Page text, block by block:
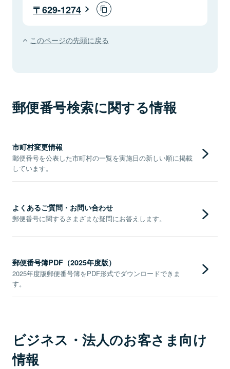
629-1274
このページの先頭に戻る
郵便番号検索に関する情報
市町村変更情報
郵便番号を公表した市町村の一覧を実施日の新しい順に掲載
しています。
よくあるご質問・お問い合わせ
郵便番号に関するさまざまな疑問にお答えします。
郵便番号簿PDF（2025年度版）
2025年度版郵便番号簿をPDF形式でダウンロードできま
す。
ビジネス・法人のお客さま向け
情報